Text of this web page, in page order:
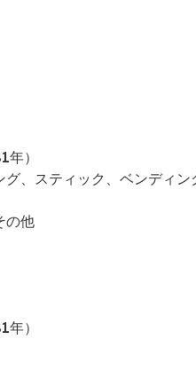
）
、スティック、ベンディン
の他
）